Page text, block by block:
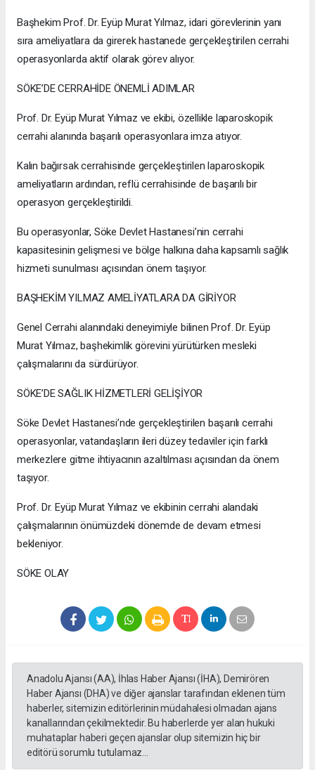
Başhekim Prof. Dr. Eyüp Murat Yılmaz, idari görevlerinin yanı
sıra ameliyatlara da girerek hastanede gerçekleştirilen cerrahi
operasyonlarda aktif olarak görev alıyor.
SÖKE’DE CERRAHİDE ÖNEMLİ ADIMLAR
Prof. Dr. Eyüp Murat Yılmaz ve ekibi, özellikle laparoskopik
cerrahi alanında başarılı operasyonlara imza atıyor.
Kalın bağırsak cerrahisinde gerçekleştirilen laparoskopik
ameliyatların ardından, reflü cerrahisinde de başarılı bir
operasyon gerçekleştirildi.
Bu operasyonlar, Söke Devlet Hastanesi’nin cerrahi
kapasitesinin gelişmesi ve bölge halkına daha kapsamlı sağlık
hizmeti sunulması açısından önem taşıyor.
BAŞHEKİM YILMAZ AMELİYATLARA DA GİRİYOR
Genel Cerrahi alanındaki deneyimiyle bilinen Prof. Dr. Eyüp
Murat Yılmaz, başhekimlik görevini yürütürken mesleki
çalışmalarını da sürdürüyor.
SÖKE’DE SAĞLIK HİZMETLERİ GELİŞİYOR
Söke Devlet Hastanesi’nde gerçekleştirilen başarılı cerrahi
operasyonlar, vatandaşların ileri düzey tedaviler için farklı
merkezlere gitme ihtiyacının azaltılması açısından da önem
taşıyor.
Prof. Dr. Eyüp Murat Yılmaz ve ekibinin cerrahi alandaki
çalışmalarının önümüzdeki dönemde de devam etmesi
bekleniyor.
SÖKE OLAY
Anadolu Ajansı (AA), İhlas Haber Ajansı (İHA), Demirören
Haber Ajansı (DHA) ve diğer ajanslar tarafından eklenen tüm
haberler, sitemizin editörlerinin müdahalesi olmadan ajans
kanallarından çekilmektedir. Bu haberlerde yer alan hukuki
muhataplar haberi geçen ajanslar olup sitemizin hiç bir
editörü sorumlu tutulamaz...